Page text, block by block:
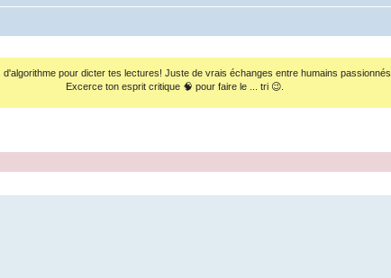
d'algorithme pour dicter tes lectures! Juste de vrais échanges entre humains passionnés.
Excerce ton esprit critique 🧠 pour faire le ... tri 😉.